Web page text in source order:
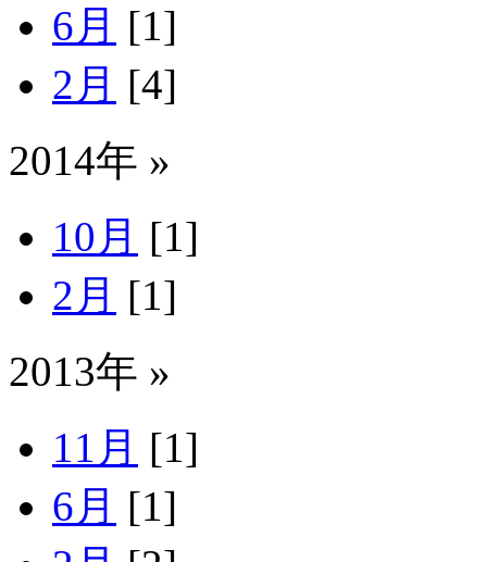
6月 [1]
2月 [4]
2014年 »
10月 [1]
2月 [1]
2013年 »
11月 [1]
6月 [1]